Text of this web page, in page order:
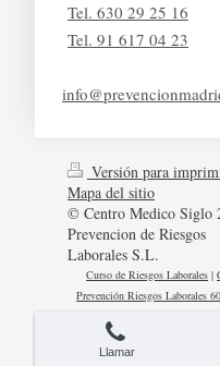
Tel. 630 29 25 16
Tel. 91 617 04 23
Versión para
Mapa del sitio
© Centro Medico Siglo
Prevencion de Riesgos
Laborales S.L.
Curso de Riesgos Laborales |
Prevención Riesgos Laborales
20 horas de la Construcción
Llamar